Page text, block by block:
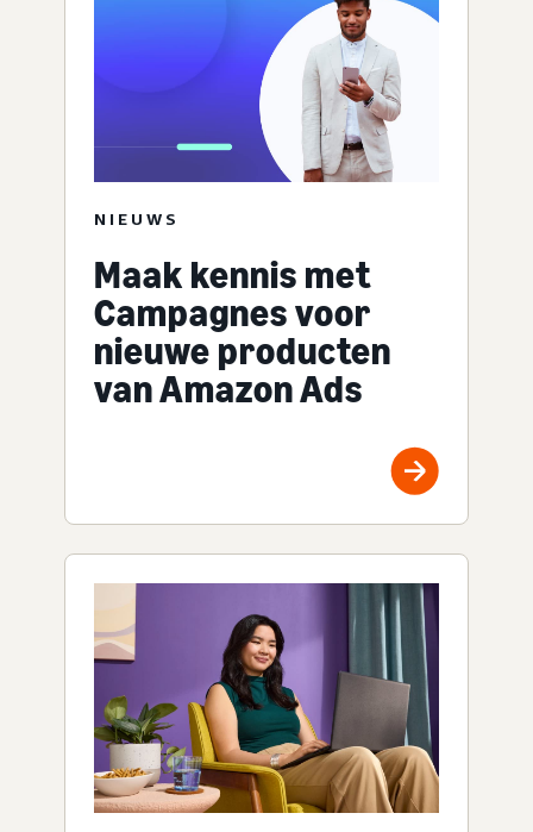
NIEUWS
Maak kennis met
Campagnes voor
nieuwe producten
van Amazon Ads